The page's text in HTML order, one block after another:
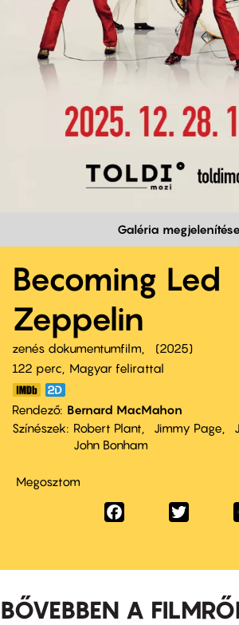
Galéria megjelenítése
Becoming Led
Zeppelin
zenés dokumentumfilm
2025
122 perc,
Magyar felirattal
Rendező Bernard MacMahon
Színészek
Robert Plant Jimmy Page
John Bonham
Megosztom
Facebook
BŐVEBBEN A